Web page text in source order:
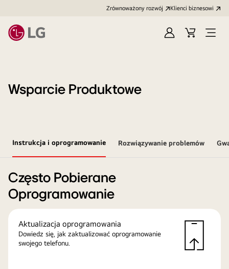
Zrównoważony rozwój Klienci biznesowi
ZalogujKoszyk
Wsparcie Produktowe
Instrukcja i oprogramowanie Rozwiązywanie problemów
Często Pobierane
Oprogramowanie
Aktualizacja oprogramowania
Dowiedz się, jak zaktualizować oprogramowanie
swojego telefonu.